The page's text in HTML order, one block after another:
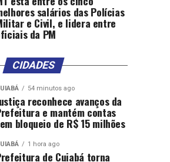
salários das Polícias
e Civil, e lidera entre
da PM
CIDADES
54 minutos ago
reconhece avanços da
e mantém contas
bloqueio de R$ 15 milhões
1 hora ago
de Cuiabá torna